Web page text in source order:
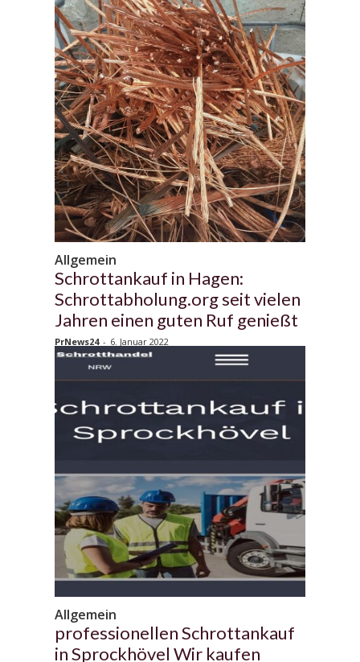
Allgemein
Schrottankauf in Hagen:
Schrottabholung.org seit vielen
Jahren einen guten Ruf genießt
PrNews24 - 6. Januar 2022
Allgemein
professionellen Schrottankauf
in Sprockhövel Wir kaufen